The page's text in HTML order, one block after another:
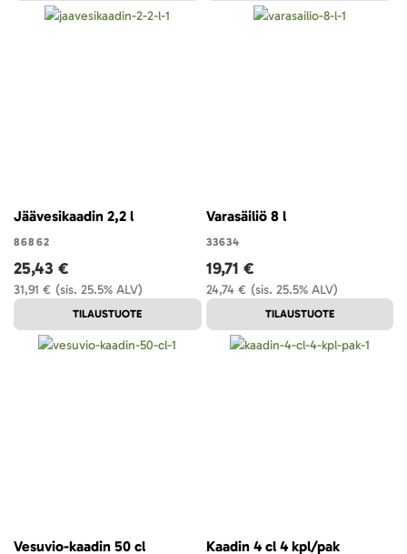
Jäävesikaadin 2,2 l
86862
(sis. 25.5% ALV)
31,91 €
25,43 €
TILAUSTUOTE
Varasäiliö 8 l
33634
(sis. 25.5% ALV)
24,74 €
19,71 €
TILAUSTUOTE
Vesuvio-kaadin 50 cl Kaadin 4 cl 4 kpl/pak